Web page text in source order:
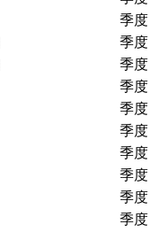
季度
季度
季度
季度
季度
季度
季度
季度
季度
季度